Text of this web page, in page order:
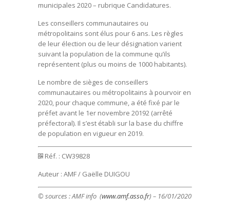
municipales 2020 – rubrique Candidatures.
Les conseillers communautaires ou
métropolitains sont élus pour 6 ans. Les règles
de leur élection ou de leur désignation varient
suivant la population de la commune qu’ils
représentent (plus ou moins de 1000 habitants).
Le nombre de sièges de conseillers
communautaires ou métropolitains à pourvoir en
2020, pour chaque commune, a été fixé par le
préfet avant le 1er novembre 20192 (arrêté
préfectoral). Il s’est établi sur la base du chiffre
de population en vigueur en 2019.
Réf. : CW39828
Auteur : AMF / Gaëlle DUIGOU
© sources : AMF info (www.amf.asso.fr) – 16/01/2020